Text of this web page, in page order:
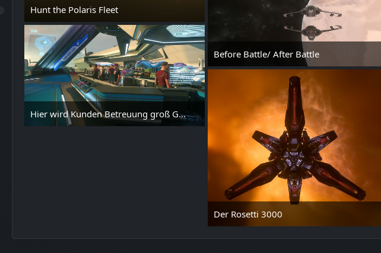
Hunt the Polaris Fleet
24. Mai 2025 um 00:10
Hier wird Kunden Betreuung groß Geschrieben
21. Mai 2025 um 13:51
Before Battle/ After Battle
21. Mai 2025 um 14:15
Der Rosetti 3000
19. Mai 2025 um 13:08